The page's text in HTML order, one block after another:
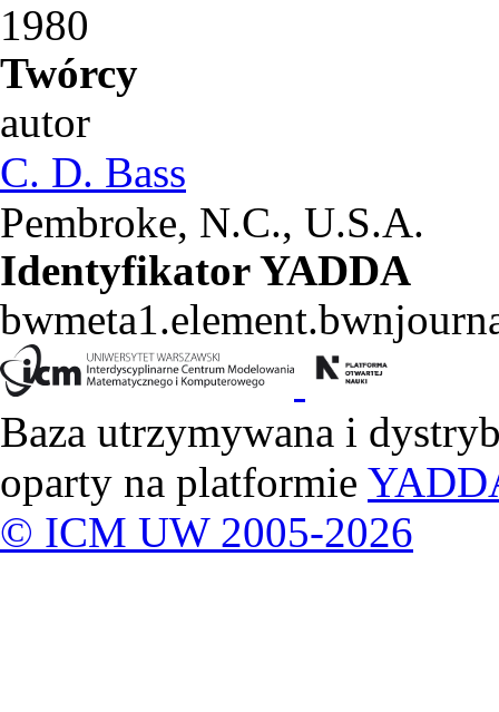
1980
Twórcy
autor
C. D. Bass
Pembroke, N.C., U.S.A.
Identyfikator YADDA
Baza utrzymywana i
oparty na platformie
© ICM UW 2005-2026